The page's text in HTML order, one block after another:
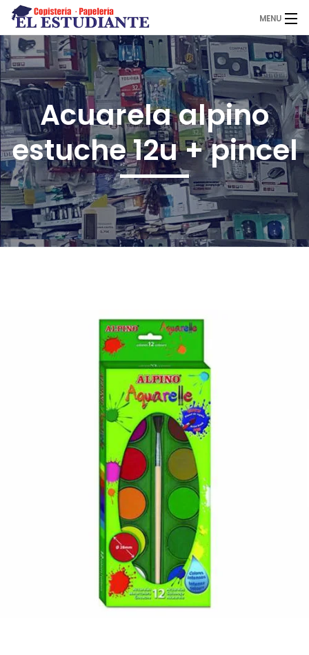
MENU
El Estudiante
Copistería
Papelería
Servicios
¿Quiénes Somos?
¡Imprimir!
Acuarela alpino
estuche 12u + pincel